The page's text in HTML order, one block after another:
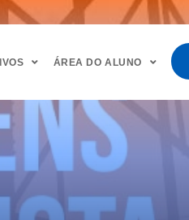
ÁREA DO ALUNO